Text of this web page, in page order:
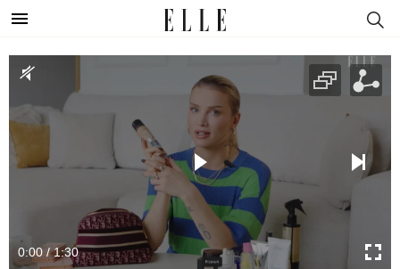
0:00 / 1:30